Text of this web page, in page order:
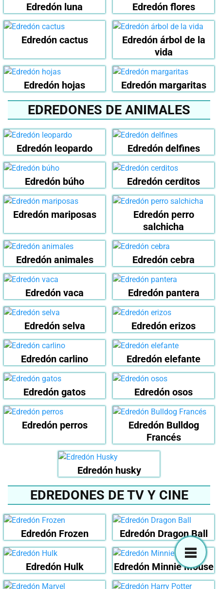
Edredón luna Edredón flores
Edredón cactus
Edredón árbol de la
vida
Edredón hojas Edredón margaritas
EDREDONES DE ANIMALES
Edredón leopardo Edredón delfines
Edredón búho Edredón cerditos
Edredón mariposas
Edredón perro
salchicha
Edredón animales Edredón cebra
Edredón vaca Edredón pantera
Edredón selva Edredón erizos
Edredón carlino Edredón elefante
Edredón gatos Edredón osos
Edredón perros
Edredón Bulldog
Francés
Edredón husky
EDREDONES DE TV Y CINE
Edredón Frozen Edredón Dragon Ball
Edredón Hulk Edredón Minnie Mouse